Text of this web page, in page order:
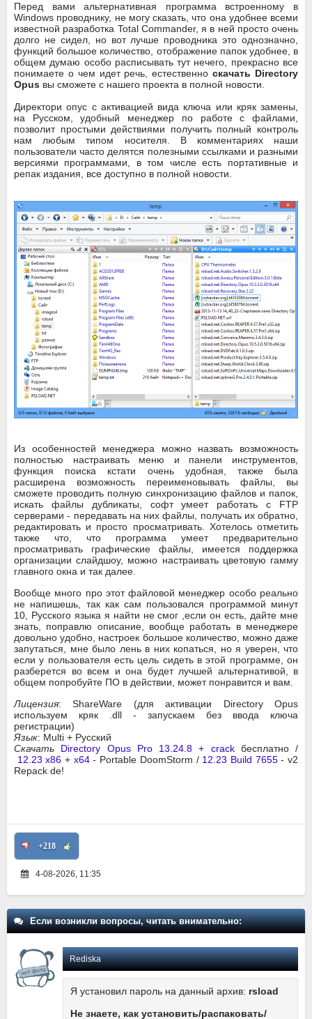
Перед вами альтернативная программа встроенному в
Windows проводнику, не могу сказать, что она удобнее всеми
известной разработка Total Commander, я в ней просто очень
долго не сидел, но вот лучше проводника это однозначно,
функций большое количество, отображение папок удобнее, в
общем думаю особо расписывать тут нечего, прекрасно все
понимаете о чем идет речь, естественноскачать Directory
Opus вы сможете с нашего проекта в полной новости.
Директори опус с активацией вида ключа или кряк замены,
на Русском, удобный менеджер по работе с файлами,
позволит простыми действиями получить полный контроль
нам любым типом носителя. В комментариях наши
пользователи часто делятся полезными ссылками и разными
версиями программами, в том числе есть портативные и
репак издания, все доступно в полной новости.
Из особенностей менеджера можно назвать возможность
полностью настраивать меню и панели инструментов,
функция поиска кстати очень удобная, также была
расширена возможность переименовывать файлы, вы
сможете проводить полную синхронизацию файлов и папок,
искать файлы дубликаты, софт умеет работать с FTP
серверами - передавать на них файлы, получать их обратно,
редактировать и просто просматривать. Хотелось отметить
также что, что программа умеет предварительно
просматривать графические файлы, имеется поддержка
организации слайдшоу, можно настраивать цветовую гамму
главного окна и так далее.
Вообще много про этот файловой менеджер особо реально
не напишешь, так как сам пользовался программой минут
10, Русского языка я найти не смог ,если он есть, дайте мне
знать, поправлю описание, вообще работать в менеджере
довольно удобно, настроек большое количество, можно даже
запутаться, мне было лень в них копаться, но я уверен, что
если у пользователя есть цель сидеть в этой программе, он
разберется во всем и она будет лучшей альтернативой, в
общем попробуйте ПО в действии, может понравится и вам.
Лицензия: ShareWare (для активации Directory Opus
используем кряк .dll - запускаем без ввода ключа
регистрации)
Язык: Multi + Русский
Скачать
Directory Opus Pro 13.24.8 + crackбесплатно /
12.23 x86 + x64- Portable DoomStorm / 12.23 Build 7655- v2
Repack de!
+218
4-08-2026, 11:35
Если возникли вопросы, читать внимательно:
Rediska
Я установил пароль на данный архив: rsload
Не знаете, как установить/распаковать/